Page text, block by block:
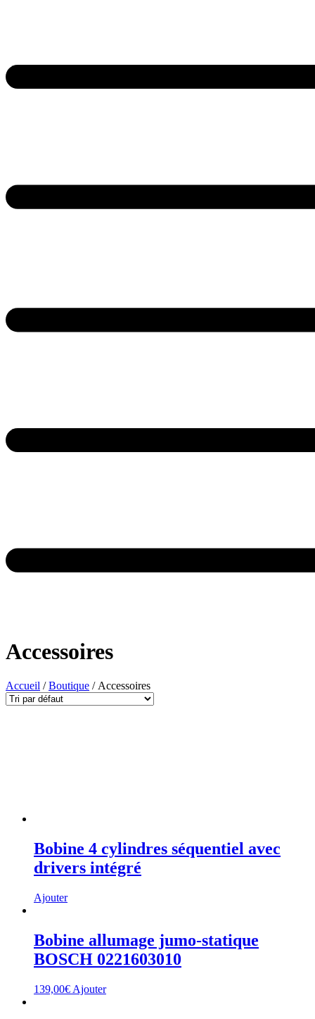
Accessoires
Accueil /Boutique / Accessoires
Bobine 4 cylindres séquentiel avec
drivers intégré
Ajouter
Bobine allumage jumo-statique
BOSCH 0221603010
139,00€ Ajouter